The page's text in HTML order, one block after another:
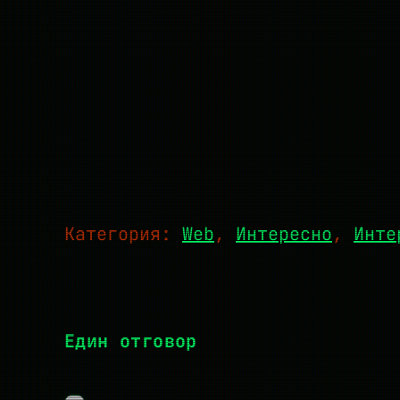
Категория: Web, Интересно,
Един отговор